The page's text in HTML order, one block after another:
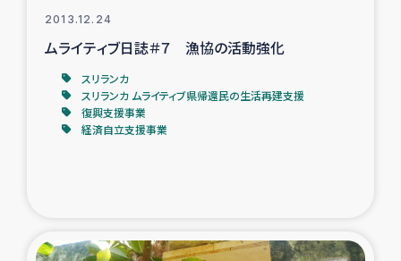
2013.12.24
ムライティブ日誌＃７ 漁協の活動強化
スリランカ
スリランカ ムライティブ県帰還民の生活再建支援
復興支援事業
経済自立支援事業